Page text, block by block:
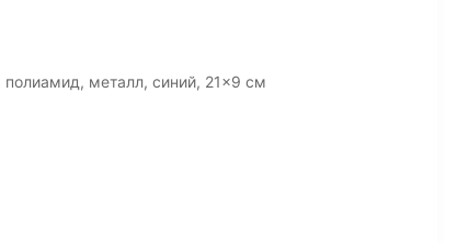
металл, синий, 21x9 см